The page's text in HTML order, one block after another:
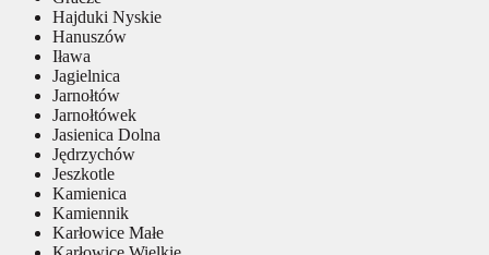
Hajduki Nyskie
Hanuszów
Iława
Jagielnica
Jarnołtów
Jarnołtówek
Jasienica Dolna
Jędrzychów
Jeszkotle
Kamienica
Kamiennik
Karłowice Małe